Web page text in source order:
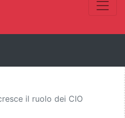
il ruolo dei CIO